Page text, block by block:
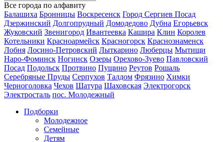
Все города по алфавиту
Балашиха Бронницы Воскресенск Город Сергиев Посад
Дзержинский Долгопрудный Домодедово Дубна Егорьевск
Жуковский Звенигород Ивантеевка Кашира Клин Королев
Котельники Красноармейск Красногорск Краснознаменск
Лобня Лосино-Петровский Лыткарино Люберцы Мытищи
Наро-Фоминск Ногинск Озеры Орехово-Зуево Павловский
Посад Подольск Протвино Пущино Реутов Рошаль
Серебряные Пруды Серпухов Талдом Фрязино Химки
Черноголовка Чехов Шатура Шаховская Электрогорск
Электросталь пос. Молодежный
Подборки
Молодежное
Семейные
Детям